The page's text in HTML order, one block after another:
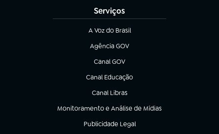
Serviços
A Voz do Brasil
(abre em nova aba)
Agência GOV
(abre em nova aba)
Canal GOV
(abre em nova aba)
Canal Educação
(abre em nova aba)
Canal Libras
(abre em nova aba)
Monitoramento e Análise de Mídias
(abre em nova aba)
Publicidade Legal
(abre em nova aba)